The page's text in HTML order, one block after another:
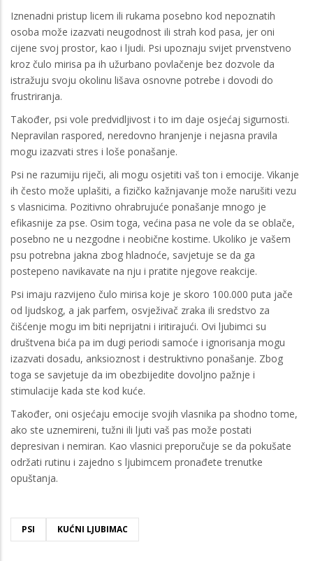
Iznenadni pristup licem ili rukama posebno kod nepoznatih
osoba može izazvati neugodnost ili strah kod pasa, jer oni
cijene svoj prostor, kao i ljudi. Psi upoznaju svijet prvenstveno
kroz čulo mirisa pa ih užurbano povlačenje bez dozvole da
istražuju svoju okolinu lišava osnovne potrebe i dovodi do
frustriranja.
Također, psi vole predvidljivost i to im daje osjećaj sigurnosti.
Nepravilan raspored, neredovno hranjenje i nejasna pravila
mogu izazvati stres i loše ponašanje.
Psi ne razumiju riječi, ali mogu osjetiti vaš ton i emocije. Vikanje
ih često može uplašiti, a fizičko kažnjavanje može narušiti vezu
s vlasnicima. Pozitivno ohrabrujuće ponašanje mnogo je
efikasnije za pse. Osim toga, većina pasa ne vole da se oblače,
posebno ne u nezgodne i neobične kostime. Ukoliko je vašem
psu potrebna jakna zbog hladnoće, savjetuje se da ga
postepeno navikavate na nju i pratite njegove reakcije.
Psi imaju razvijeno čulo mirisa koje je skoro 100.000 puta jače
od ljudskog, a jak parfem, osvježivač zraka ili sredstvo za
čišćenje mogu im biti neprijatni i iritirajući. Ovi ljubimci su
društvena bića pa im dugi periodi samoće i ignorisanja mogu
izazvati dosadu, anksioznost i destruktivno ponašanje. Zbog
toga se savjetuje da im obezbijedite dovoljno pažnje i
stimulacije kada ste kod kuće.
Također, oni osjećaju emocije svojih vlasnika pa shodno tome,
ako ste uznemireni, tužni ili ljuti vaš pas može postati
depresivan i nemiran. Kao vlasnici preporučuje se da pokušate
održati rutinu i zajedno s ljubimcem pronađete trenutke
opuštanja.
PSI KUĆNI LJUBIMAC